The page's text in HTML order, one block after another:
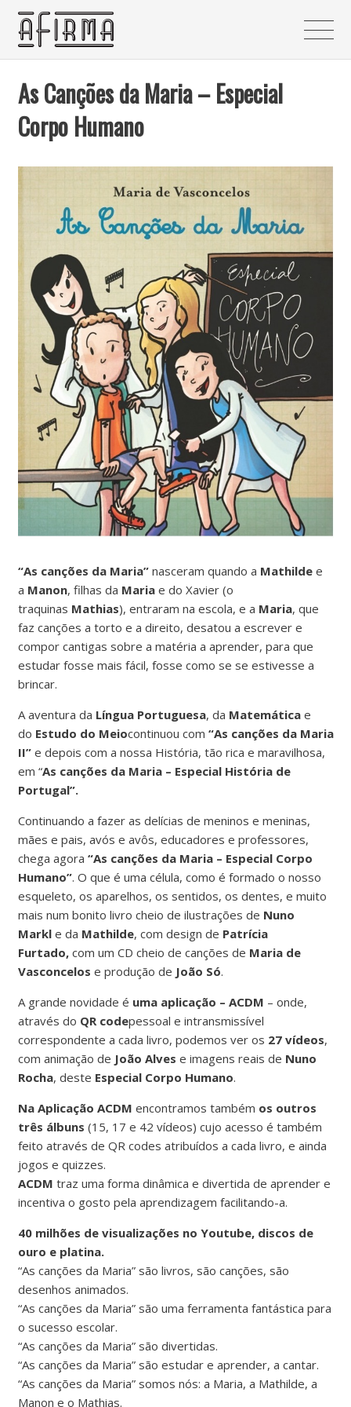
As Canções da Maria – Especial
Corpo Humano
“As canções da Maria”nasceram quando a Mathildee
a Manon, filhas da Mariae do Xavier (o
traquinas Mathias), entraram na escola, e a Maria, que
faz canções a torto e a direito, desatou a escrever e
compor cantigas sobre a matéria a aprender, para que
estudar fosse mais fácil, fosse como se se estivesse a
brincar.
A aventura da Língua Portuguesa, da Matemáticae
do Estudo do Meiocontinuou com “As canções da Maria
II”e depois com a nossa História, tão rica e maravilhosa,
em “As canções da Maria – Especial História de
Portugal”.
Continuando a fazer as delícias de meninos e meninas,
mães e pais, avós e avôs, educadores e professores,
chega agora “As canções da Maria – Especial Corpo
Humano”. O que é uma célula, como é formado o nosso
esqueleto, os aparelhos, os sentidos, os dentes, e muito
mais num bonito livro cheio de ilustrações de Nuno
Markle da Mathilde, com design de Patrícia
Furtado,com um CD cheio de canções de Maria de
Vasconcelos e produção de João Só.
A grande novidade é uma aplicação – ACDM – onde,
através do QR codepessoal e intransmissível
correspondente a cada livro, podemos ver os 27 vídeos,
com animação de João Alves e imagens reais de Nuno
Rocha, deste Especial Corpo Humano.
Na Aplicação ACDM encontramos também os outros
três álbuns (15, 17 e 42 vídeos) cujo acesso é também
feito através de QR codes atribuídos a cada livro, e ainda
jogos e quizzes.
ACDM traz uma forma dinâmica e divertida de aprender e
incentiva o gosto pela aprendizagem facilitando-a.
40 milhões de visualizações no Youtube, discos de
ouro e platina.
“As canções da Maria” são livros, são canções, são
desenhos animados.
“As canções da Maria” são uma ferramenta fantástica para
o sucesso escolar.
“As canções da Maria” são divertidas.
“As canções da Maria” são estudar e aprender, a cantar.
“As canções da Maria” somos nós: a Maria, a Mathilde, a
Manon e o Mathias.